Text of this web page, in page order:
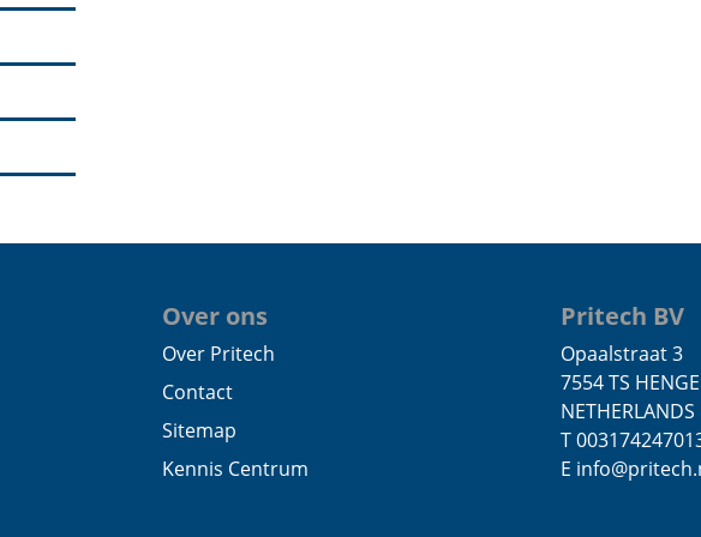
Over ons
Over Pritech
Contact
Sitemap
Kennis Centrum
Pritech BV
Opaalstraat 3
7554 TS
NETHERLANDS
T
E